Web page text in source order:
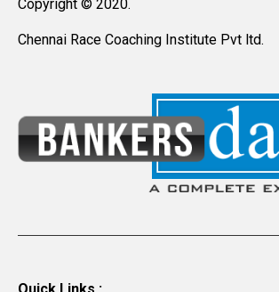
Copyright © 2020.
Chennai Race Coaching Institute Pvt ltd.